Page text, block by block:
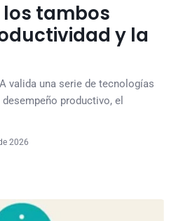
tambos
y la
valida una serie de tecnologías
productivo, el
2026